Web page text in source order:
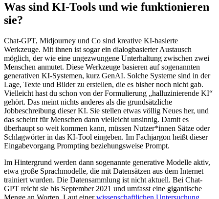
Was sind KI-Tools und wie funktionieren
sie?
Chat-GPT, Midjourney und Co sind kreative KI-basierte
Werkzeuge. Mit ihnen ist sogar ein dialogbasierter Austausch
möglich, der wie eine ungezwungene Unterhaltung zwischen zwei
Menschen anmutet. Diese Werkzeuge basieren auf sogenannten
generativen KI-Systemen, kurz GenAI. Solche Systeme sind in der
Lage, Texte und Bilder zu erstellen, die es bisher noch nicht gab.
Vielleicht hast du schon von der Formulierung „halluzinierende KI“
gehört. Das meint nichts anderes als die grundsätzliche
Jobbeschreibung dieser KI. Sie stellen etwas völlig Neues her, und
das scheint für Menschen dann vielleicht unsinnig. Damit es
überhaupt so weit kommen kann, müssen Nutzer*innen Sätze oder
Schlagwörter in das KI-Tool eingeben. Im Fachjargon heißt dieser
Eingabevorgang Prompting beziehungsweise Prompt.
Im Hintergrund werden dann sogenannte generative Modelle aktiv,
etwa große Sprachmodelle, die mit Datensätzen aus dem Internet
trainiert wurden. Die Datensammlung ist nicht aktuell. Bei Chat-
GPT reicht sie bis September 2021 und umfasst eine gigantische
Menge an Worten. Laut einerwissenschaftlichen Untersuchung